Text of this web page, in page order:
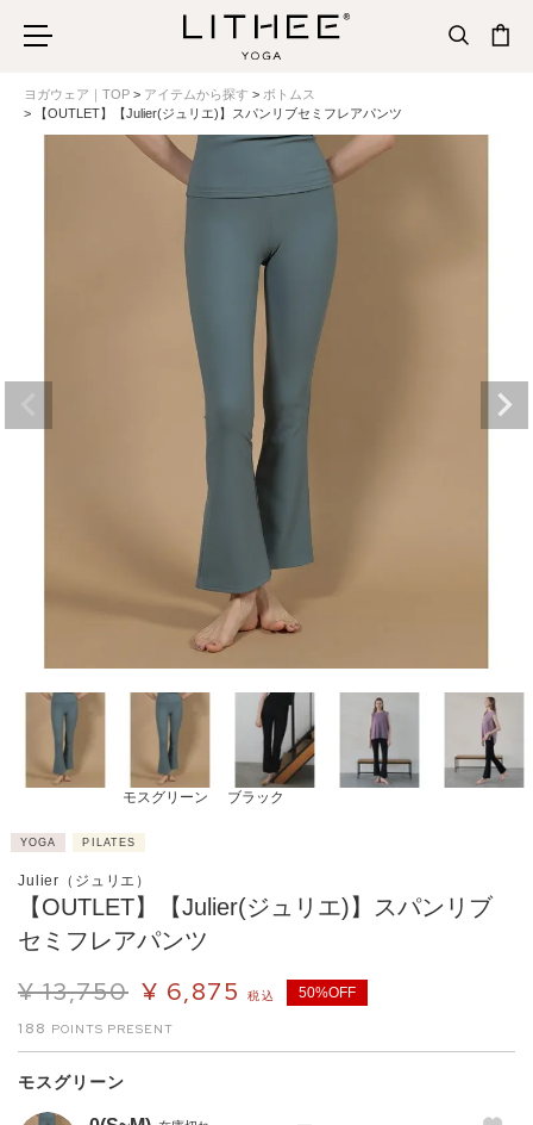
ヨガウェア｜TOP アイテムから探す
ボトムス
【OUTLET】【Julier(ジュリエ)】スパンリブセミフレアパンツ
モスグリーン ブラック
YOGA PILATES
Julier（ジュリエ）
【OUTLET】【Julier(ジュリエ)】スパンリブ
セミフレアパンツ
¥ 13,750 ¥ 6,875 税込 50%OFF
188
モスグリーン